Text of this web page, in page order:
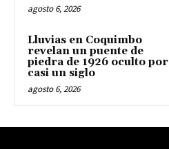
agosto 6, 2026
Lluvias en Coquimbo
revelan un puente de
piedra de 1926 oculto por
casi un siglo
agosto 6, 2026